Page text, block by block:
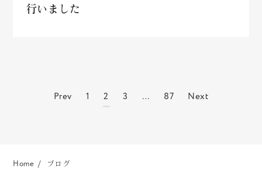
行いました
Prev 1 2 3 … 87 Next
Home ブログ